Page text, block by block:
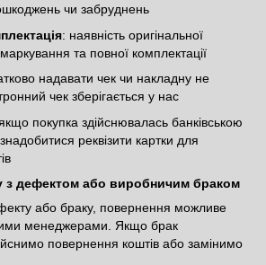
чи забруднень
: наявність оригінальної
та повної комплектації
надавати чек чи накладну не
чек зберігається у нас
покупка здійснювалась банківською
реквізити картки для
з дефектом або виробничим браком
або браку, повернення можливе
менеджерами. Якщо брак
повернення коштів або замінимо